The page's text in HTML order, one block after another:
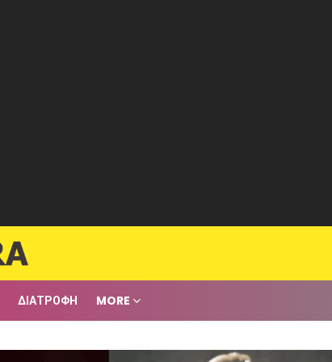
ΔΙΑΤΡΟΦΉ MORE